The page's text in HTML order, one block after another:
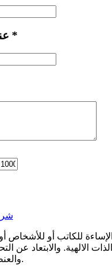
*
للكاتب أو للأشخاص
الالهية. والابتعاد عن
والعنصري والشتائم.